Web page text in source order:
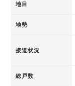
地目
地勢
接道状況
総戸数